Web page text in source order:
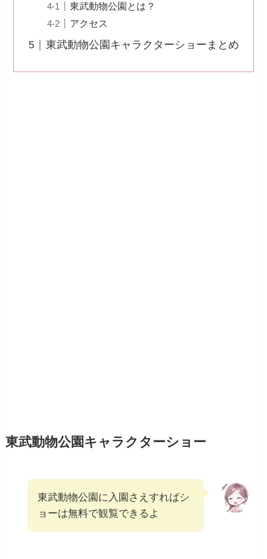
東武動物公園とは？
アクセス
東武動物公園キャラクターショーまとめ
東武動物公園キャラクターショー
東武動物公園に入園さえすればシ
ョーは無料で観覧できるよ